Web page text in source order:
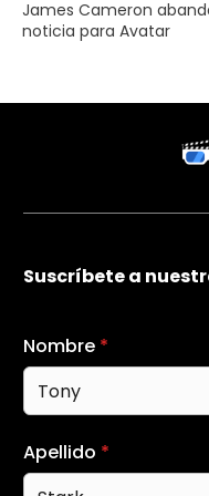
James Cameron
noticia para Avatar
Suscríbete a
Nombre *
Apellido *